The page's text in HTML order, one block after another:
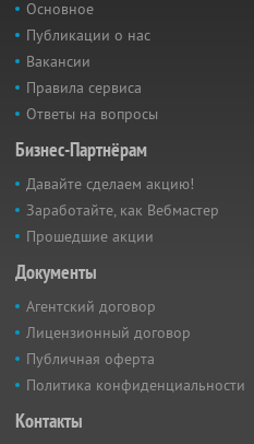
Основное
Публикации о нас
Вакансии
Правила сервиса
Ответы на вопросы
Бизнес-Партнёрам
Давайте сделаем акцию!
Заработайте, как Вебмастер
Прошедшие акции
Документы
Агентский договор
Лицензионный договор
Публичная оферта
Политика конфиденциальности
Контакты